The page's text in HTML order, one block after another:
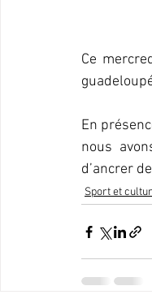
Ce
En
nous
d’ancrer
Sport et